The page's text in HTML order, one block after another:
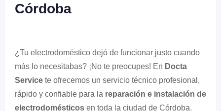
Córdoba
¿Tu electrodoméstico dejó de funcionar justo cuando
más lo necesitabas? ¡No te preocupes! En Docta
Service te ofrecemos un servicio técnico profesional,
rápido y confiable para la reparación e instalación de
electrodomésticos en toda la ciudad de Córdoba.